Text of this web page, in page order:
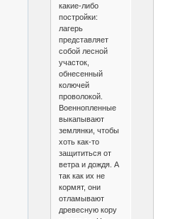
какие-либо
постройки:
лагерь
представляет
собой лесной
участок,
обнесенный
колючей
проволокой.
Военнопленные
выкапывают
землянки, чтобы
хоть как-то
защититься от
ветра и дождя. А
так как их не
кормят, они
отламывают
древесную кору